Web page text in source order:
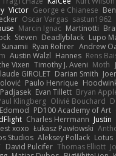
Victor George e Chianese
Oscar Vargas sastun1962
Marcin Ignac Martinotti
Steven Deadlyblack Lupo
Sunamii Ryan Rohrer Andrew
Austin Walzl Hannes Rens
Vixen Timothy J. Aveni Moth
GIROLET Darian Smith
Paulo Henrique
Evan Tillett Bryan
Klingberg Olivié Bouchard
Edomod PD100 Academy of Art
Charles Herrmann Justin
xoxo Łukasz Pawłowski
Studios Aleksey Pollack Lotus
David Pulcifer Thomas Elliott